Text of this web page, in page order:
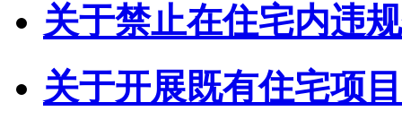
关于禁止在住宅内违
关于开展既有住宅项